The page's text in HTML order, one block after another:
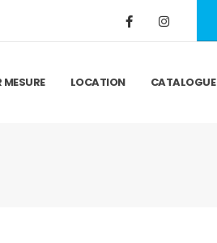
LOCATION CATALOGUE